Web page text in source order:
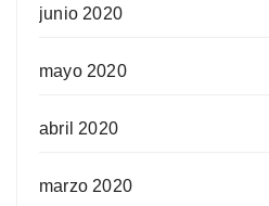
junio 2020
mayo 2020
abril 2020
marzo 2020